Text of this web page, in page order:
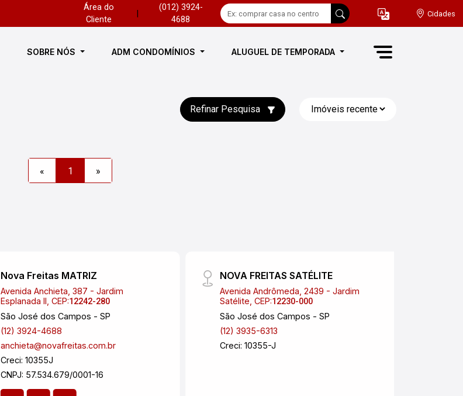
Área do
Cliente
(012) 3924-
4688
Cidades
SOBRE NÓS ADM CONDOMÍNIOS ALUGUEL DE TEMPORADA
Refinar Pesquisa
« 1 »
Nova Freitas MATRIZ
Avenida Anchieta, 387 - Jardim
Esplanada II, CEP:12242-280
São José dos Campos - SP
(12) 3924-4688
anchieta@novafreitas.com.br
Creci: 10355J
CNPJ: 57.534.679/0001-16
NOVA FREITAS SATÉLITE
Avenida Andrômeda, 2439 - Jardim
Satélite, CEP:12230-000
São José dos Campos - SP
(12) 3935-6313
Creci: 10355-J